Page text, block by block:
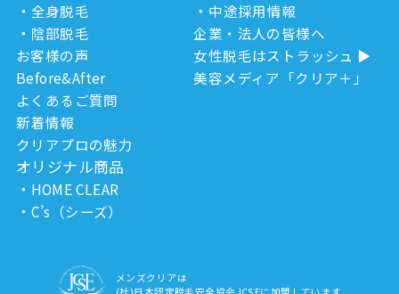
全身脱毛
陰部脱毛
お客様の声
Before&After
よくあるご質問
新着情報
クリアプロの魅力
オリジナル商品
HOME CLEAR
C’s（シーズ）
中途採用情報
企業・法人の皆様へ
女性脱毛はストラッシュ
美容メディア「クリア＋」
メンズクリアは